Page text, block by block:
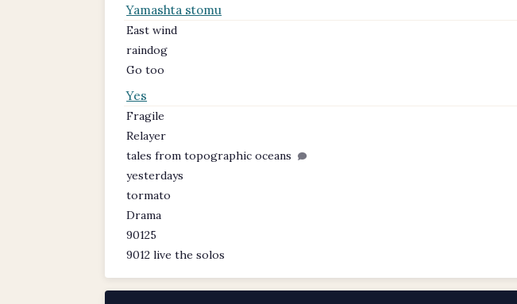
Yamashta stomu
East wind
raindog
Go too
Yes
Fragile
Relayer
tales from topographic oceans
yesterdays
tormato
Drama
90125
9012 live the solos